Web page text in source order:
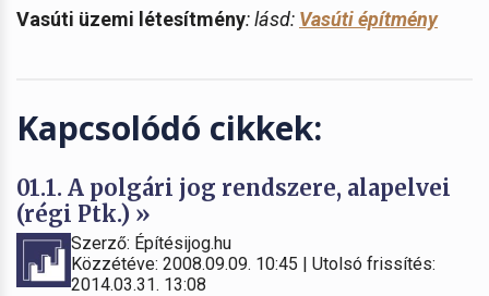
Vasúti üzemi létesítmény: lásd: Vasúti építmény
Kapcsolódó cikkek:
01.1. A polgári jog rendszere, alapelvei
(régi Ptk.) »
Szerző: Építésijog.hu
Közzétéve: 2008.09.09. 10:45 | Utolsó frissítés:
2014.03.31. 13:08